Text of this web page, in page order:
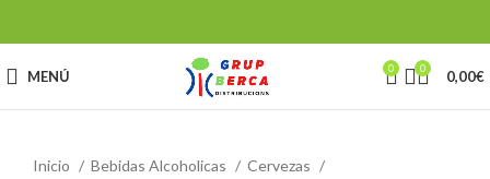
MENÚ 0 0 0,00€
Inicio Bebidas Alcoholicas
Cervezas